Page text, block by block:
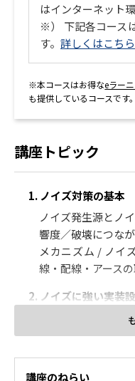
はインターネット
※） 下記各コース
す。 詳しくはこちら
※本コースはお得なeラー
も提供しているコースです。
講座トピック
1. ノイズ対策の基本
ノイズ発生源とノ
響度／破壊につな
メカニズム / ノイ
線・配線・アース
2. ノイズに強い実装
アナログ回路のパ
択／共通インピー
講座のねらい